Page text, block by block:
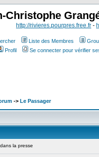
Christophe
http://rivieres.pourpres.free.fr -
Liste des Membres
Profil
Se connecter pour vérifier
-> Le Passager
la presse